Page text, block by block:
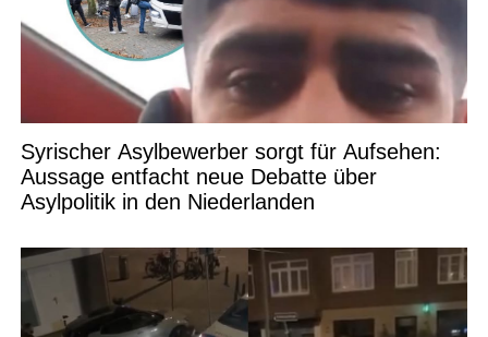
Syrischer Asylbewerber sorgt für Aufsehen:
Aussage entfacht neue Debatte über
Asylpolitik in den Niederlanden